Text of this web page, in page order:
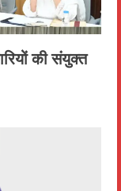
की संयुक्त